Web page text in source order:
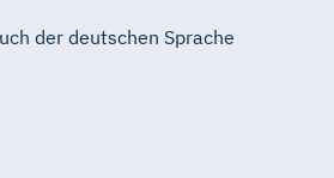
der deutschen Sprache